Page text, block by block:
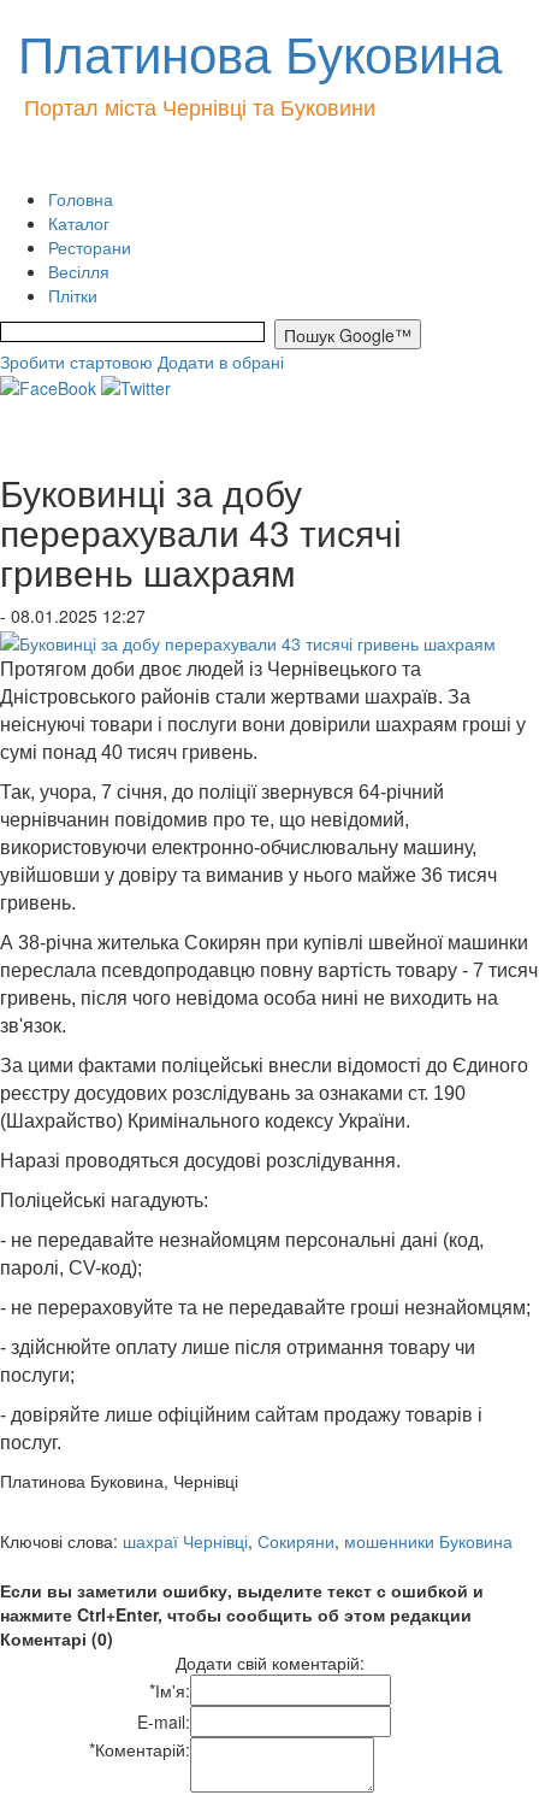
Платинова Буковина
Портал міста Чернівці та Буковини
Головна
Каталог
Ресторани
Весілля
Плітки
Зробити стартовою Додати в обрані
Буковинці за добу
перерахували 43 тисячі
гривень шахраям
- 08.01.2025 12:27
Протягом доби двоє людей із Чернівецького та
Дністровського районів стали жертвами шахраїв. За
неіснуючі товари і послуги вони довірили шахраям гроші у
сумі понад 40 тисяч гривень.
Так, учора, 7 січня, до поліції звернувся 64-річний
чернівчанин повідомив про те, що невідомий,
використовуючи електронно-обчислювальну машину,
увійшовши у довіру та виманив у нього майже 36 тисяч
гривень.
А 38-річна жителька Сокирян при купівлі швейної машинки
переслала псевдопродавцю повну вартість товару - 7 тисяч
гривень, після чого невідома особа нині не виходить на
зв'язок.
За цими фактами поліцейські внесли відомості до Єдиного
реєстру досудових розслідувань за ознаками ст. 190
(Шахрайство) Кримінального кодексу України.
Наразі проводяться досудові розслідування.
Поліцейські нагадують:
- не передавайте незнайомцям персональні дані (код,
паролі, CV-код);
- не перераховуйте та не передавайте гроші незнайомцям;
- здійснюйте оплату лише після отримання товару чи
послуги;
- довіряйте лише офіційним сайтам продажу товарів і
послуг.
Платинова Буковина, Чернівці
Ключові слова: шахраї Чернівці, Сокиряни, мошенники Буковина
Если вы заметили ошибку, выделите текст с ошибкой и
нажмите Ctrl+Enter, чтобы сообщить об этом редакции
Коментарі (0)
Додати свій коментарій:
*Ім'я:
E-mail:
*Коментарій: